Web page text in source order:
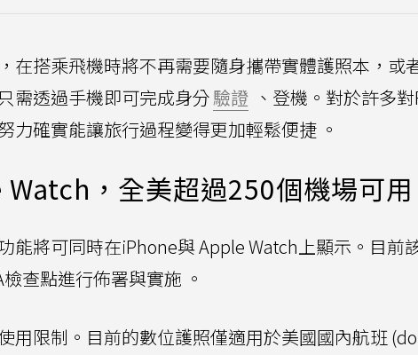
在搭乘飛機時將不再需要隨身攜帶實體護照本，或
需透過手機即可完成身分驗證 、登機。對於許多對
力確實能讓旅行過程變得更加輕鬆便捷 。
，全美超過250個機場可用
能將可同時在iPhone與 Apple Watch上顯示。目前
查點進行佈署與實施 。
用限制。目前的數位護照僅適用於美國國內航班